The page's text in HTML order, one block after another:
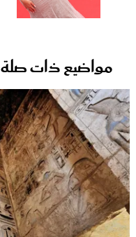
مواضيع ذات صلة